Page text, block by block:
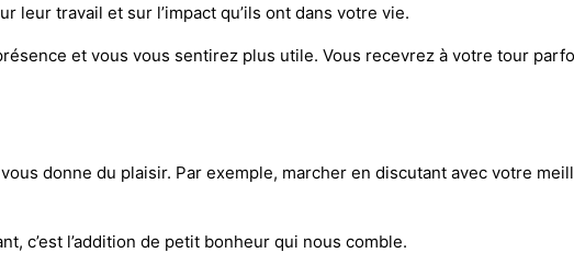
leur travail et sur l’impact qu’ils ont dans votre vie.
et vous vous sentirez plus utile. Vous recevrez à votre tour
donne du plaisir. Par exemple, marcher en discutant avec votre
c’est l’addition de petit bonheur qui nous comble.